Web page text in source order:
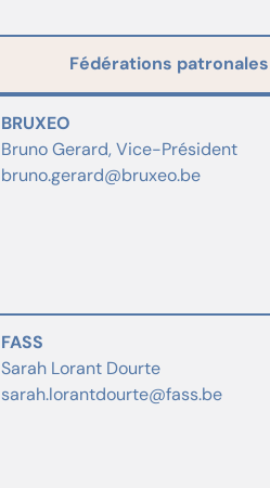
Fédérations patronales
BRUXEO
Bruno Gerard, Vice-Président
bruno.gerard@bruxeo.be
FASS
Sarah Lorant Dourte
sarah.lorantdourte@fass.be